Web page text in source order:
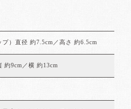
プ）直径 約7.5cm／高さ 約6.5cm
約9cm／横 約13cm